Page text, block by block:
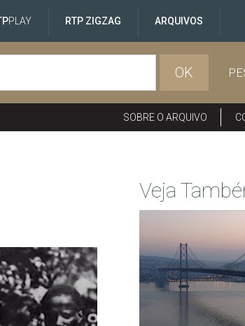
PLAY RTP ZIGZAG ARQUIVOS
OK
SOBRE O ARQUIVO
Veja